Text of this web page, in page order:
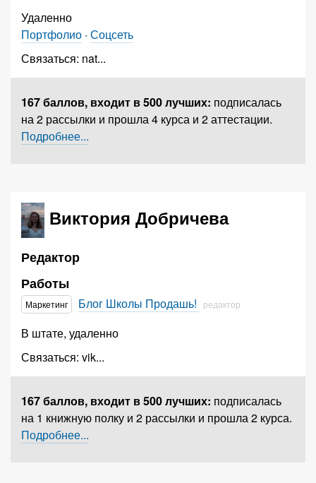
Удаленно
Портфолио · Соцсеть
Связаться: nat...
167 баллов, входит в 500 лучших: подписалась
на 2 рассылки и прошла 4 курса и 2 аттестации.
Подробнее...
Виктория Добричева
Редактор
Работы
Маркетинг Блог Школы Продашь! редактор
В штате, удаленно
Связаться: vik...
167 баллов, входит в 500 лучших: подписалась
на 1 книжную полку и 2 рассылки и прошла 2 курса.
Подробнее...